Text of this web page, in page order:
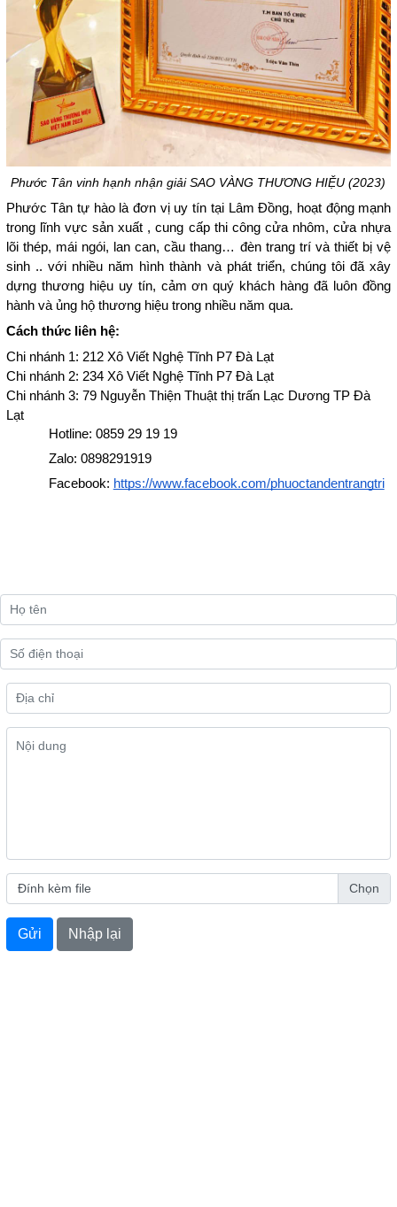
Phước Tân vinh hạnh nhận giải SAO VÀNG THƯƠNG HIỆU (2023)
Phước Tân tự hào là đơn vị uy tín tại Lâm Đồng, hoạt động mạnh
trong lĩnh vực sản xuất , cung cấp thi công cửa nhôm, cửa nhựa
lõi thép, mái ngói, lan can, cầu thang… đèn trang trí và thiết bị vệ
sinh .. với nhiều năm hình thành và phát triển, chúng tôi đã xây
dựng thương hiệu uy tín, cảm ơn quý khách hàng đã luôn đồng
hành và ủng hộ thương hiệu trong nhiều năm qua.
Cách thức liên hệ:
Chi nhánh 1: 212 Xô Viết Nghệ Tĩnh P7 Đà Lạt
Chi nhánh 2: 234 Xô Viết Nghệ Tĩnh P7 Đà Lạt
Chi nhánh 3: 79 Nguyễn Thiện Thuật thị trấn Lạc Dương TP Đà
Lạt
Hotline: 0859 29 19 19
Zalo: 0898291919
Facebook: https://www.facebook.com/phuoctandentrangtri
Đính kèm file